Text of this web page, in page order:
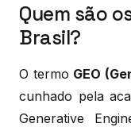
Quem são
Brasil?
O termo GEO
cunhado pela
Generative